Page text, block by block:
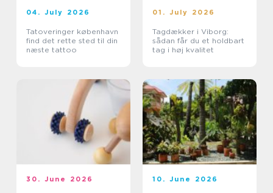
04. July 2026
Tatoveringer københavn
find det rette sted til din
næste tattoo
01. July 2026
Tagdækker i Viborg:
sådan får du et holdbart
tag i høj kvalitet
30. June 2026 10. June 2026